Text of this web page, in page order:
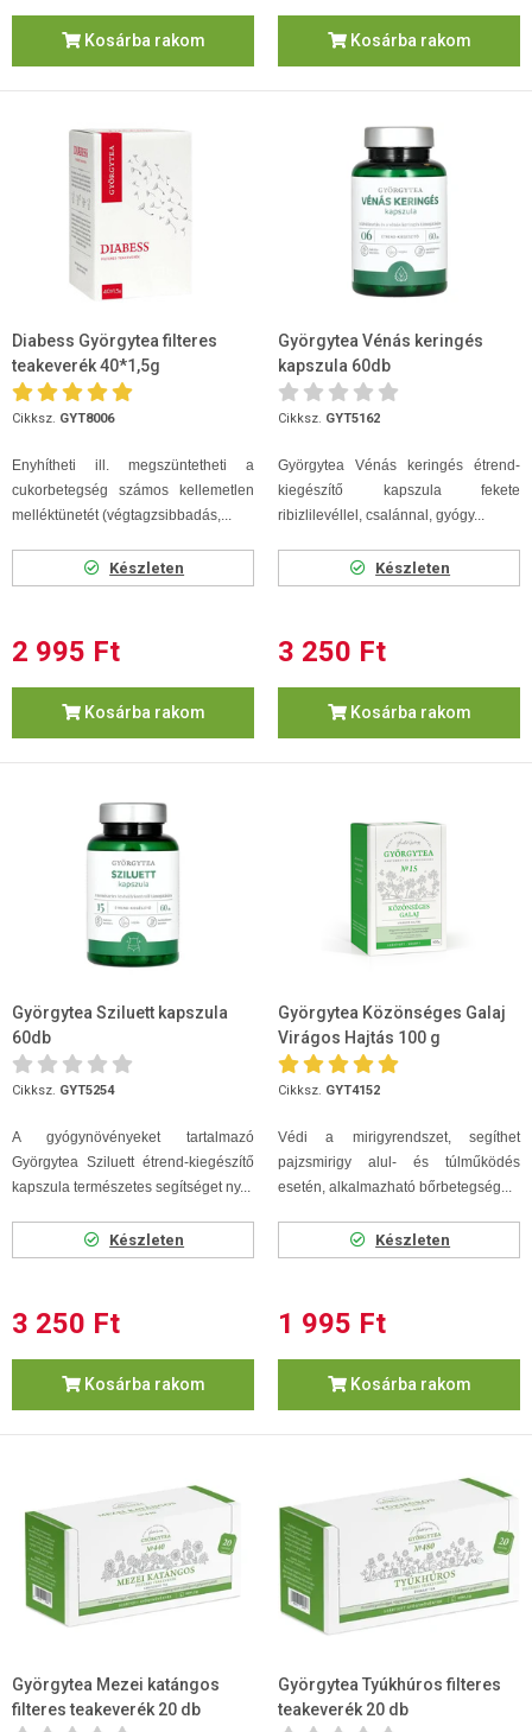
Kosárba rakom Kosárba rakom
Diabess Györgytea filteres
teakeverék 40*1,5g
Cikksz. GYT8006
Enyhítheti ill. megszüntetheti a
cukorbetegség számos kellemetlen
melléktünetét (végtagzsibbadás,...
Készleten
2 995 Ft
Kosárba rakom
Györgytea Vénás keringés
kapszula 60db
Cikksz. GYT5162
Györgytea Vénás keringés étrend-
kiegészítő kapszula fekete
ribizlilevéllel, csalánnal, gyógy...
Készleten
3 250 Ft
Kosárba rakom
Györgytea Sziluett kapszula
60db
Cikksz. GYT5254
A gyógynövényeket tartalmazó
Györgytea Sziluett étrend-kiegészítő
kapszula természetes segítséget ny...
Készleten
3 250 Ft
Kosárba rakom
Györgytea Közönséges Galaj
Virágos Hajtás 100 g
Cikksz. GYT4152
Védi a mirigyrendszet, segíthet
pajzsmirigy alul- és túlműködés
esetén, alkalmazható bőrbetegség...
Készleten
1 995 Ft
Kosárba rakom
Györgytea Mezei katángos
filteres teakeverék 20 db
Györgytea Tyúkhúros filteres
teakeverék 20 db